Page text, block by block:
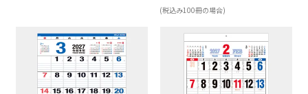
(税込み100冊の場合)